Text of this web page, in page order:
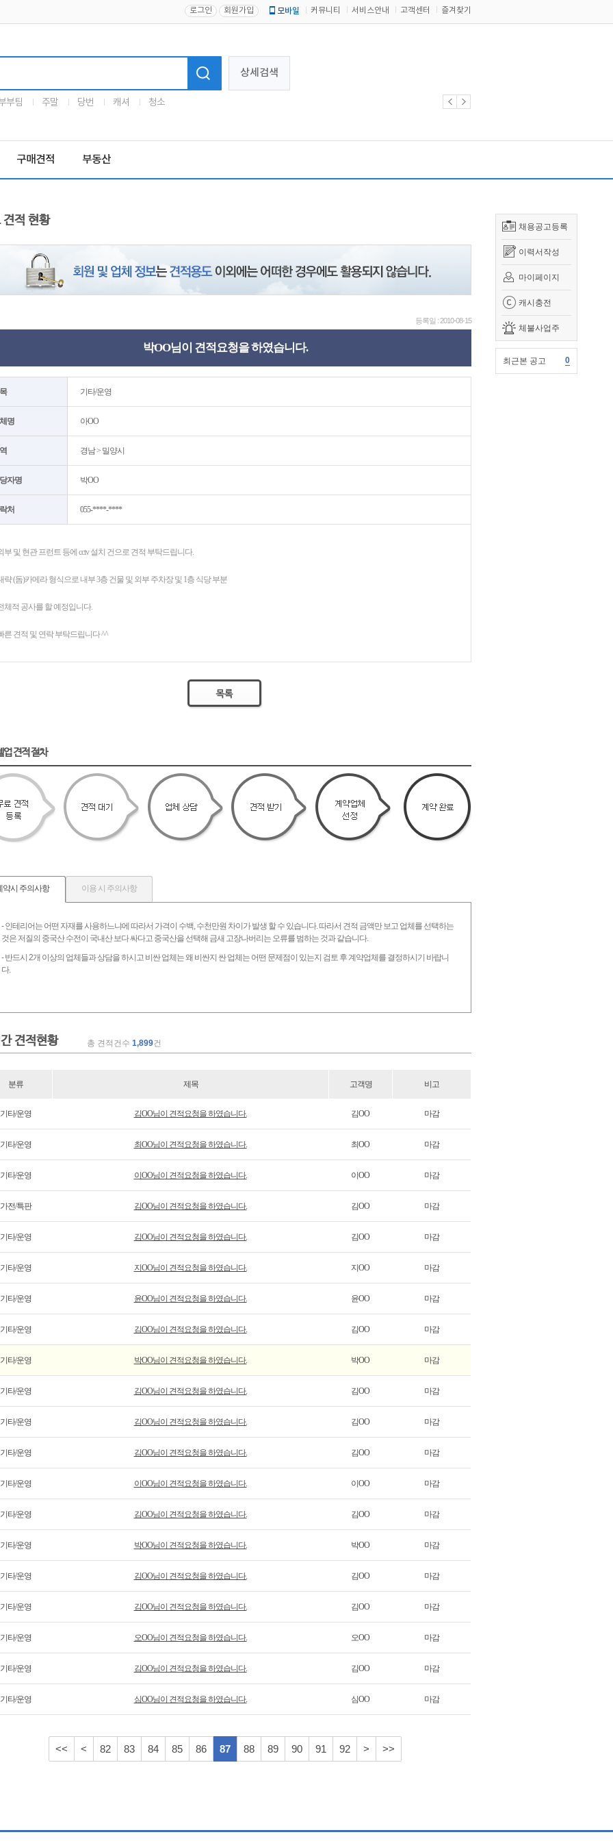
로그인 회원가입 모바일 커뮤니티 서비스안내 고객센터 즐겨찾기
상세검색
부팀 주말 당번 캐셔 청소
구매견적 부동산
채용공고등록
이력서작성
마이페이지
캐시충전
체불사업주
최근본 공고 0
견적 현황
등록일 : 2010-08-15
박OO님이 견적요청을 하였습니다.
기타/운영
명 아OO
경남 > 밀양시
자명 박OO
처 055-****-****
부 및 현관 프런트 등에 cctv 설치 건으로 견적 부탁드립니다.
략 (돔)카메라 형식으로 내부 3층 건물 및 외부 주차장 및 1층 식당 부분
체적 공사를 할 예정입니다.
른 견적 및 연락 부탁드립니다 ^^
업 견적 절차
약시 주의사항 이용 시 주의사항
- 인테리어는 어떤 자재를 사용하느냐에 따라서 가격이 수백, 수천만원 차이가 발생 할 수 있습니다. 따라서 견적 금액만 보고 업체를 선택하는
것은 저질의 중국산 수전이 국내산 보다 싸다고 중국산을 선택해 금새 고장나버리는 오류를 범하는 것과 같습니다.
- 반드시 2개 이상의 업체들과 상담을 하시고 비싼 업체는 왜 비싼지 싼 업체는 어떤 문제점이 있는지 검토 후 계약업체를 결정하시기 바랍니
다.
견적현황 총 견적건수 1,899건
분류 제목 고객명 비고
기타/운영 김OO님이 견적요청을 하였습니다. 김OO 마감
기타/운영 최OO님이 견적요청을 하였습니다. 최OO 마감
기타/운영 이OO님이 견적요청을 하였습니다. 이OO 마감
가전/특판 김OO님이 견적요청을 하였습니다. 김OO 마감
기타/운영 김OO님이 견적요청을 하였습니다. 김OO 마감
기타/운영 지OO님이 견적요청을 하였습니다. 지OO 마감
기타/운영 윤OO님이 견적요청을 하였습니다. 윤OO 마감
기타/운영 김OO님이 견적요청을 하였습니다. 김OO 마감
기타/운영 박OO님이 견적요청을 하였습니다. 박OO 마감
기타/운영 김OO님이 견적요청을 하였습니다. 김OO 마감
기타/운영 김OO님이 견적요청을 하였습니다. 김OO 마감
기타/운영 김OO님이 견적요청을 하였습니다. 김OO 마감
기타/운영 이OO님이 견적요청을 하였습니다. 이OO 마감
기타/운영 김OO님이 견적요청을 하였습니다. 김OO 마감
기타/운영 박OO님이 견적요청을 하였습니다. 박OO 마감
기타/운영 김OO님이 견적요청을 하였습니다. 김OO 마감
기타/운영 김OO님이 견적요청을 하였습니다. 김OO 마감
기타/운영 오OO님이 견적요청을 하였습니다. 오OO 마감
기타/운영 김OO님이 견적요청을 하였습니다. 김OO 마감
기타/운영 심OO님이 견적요청을 하였습니다. 심OO 마감
<< < 82 83 84 85 86 87 88 89 90 91 92 > >>